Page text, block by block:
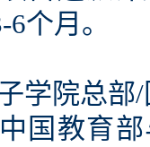
6个月。
学院总部/
中 国教育